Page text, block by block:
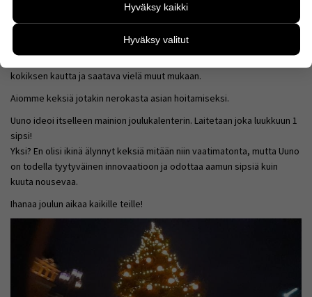
jossa kerrottiin kirjankuvittajan saamasta ennakkomaksusta. Uuno
kiljui onnesta!
Koronatilanne saattaa sotkea julkkarisuunnitelmat, mutta jollakin
kokiksen kautta ja saatava vielä muut mukaan.
Aiomme keksiä jotakin nerokasta asian hoitamiseksi.
Uuno ideoi itselleen mainion joulukalenterin. Laitetaan joka luukkuun 1
sipsi!
Yksi? En olisi ikinä älynnyt keksiä mitään niin vaatimatonta, mutta Uuno
on todella tyytyväinen innovaatioon ja odottaa aamun sipsiä kuin
kuuta nousevaa.
Ihanaa joulun aikaa kaikille teille!
kehittää sivustoamme vastaamaan paremmin
käyttäjien tarpeita. Tietoa kerätään esimerkiksi
kävijämääristä ja siitä, mitä sivuja käytetään ja miten
sivuilla liikutaan. Emme kuitenkaan kerää
henkilötietoja kuten nimiä, eikä tietoja voi yhdistää
Voit valita, hyväksytkö näiden evästeiden käytön.
Hyväksy kaikki
Hyväksy valitut